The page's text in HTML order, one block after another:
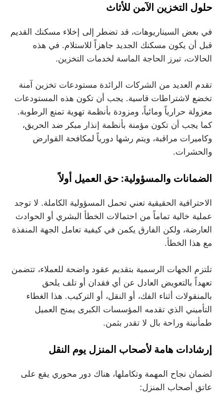
حلول التخزين الآمن للأثاث
في بعض السيناريوهات، قد تضطر إلى إخلاء مسكنك القديم
قبل أن يكون مسكنك الجديد جاهزاً للاستلام. في هذه
الحالات، تبرز الحاجة الماسة لخدمات التخزين.
تقدم العديد من الشركات الرائدة مستودعات تخزين آمنة
تخضع لاشتراطات قاسية. يجب أن تكون هذه المستودعات
معزولة حرارياً ومائياً، ومزودة بأنظمة تهوية تمنع الرطوبة.
كما يجب أن تكون مؤمنة بأنظمة إنذار مبكر ضد الحريق،
وكاميرات مراقبة، ويتم رشها دورياً لمكافحة القوارض
والحشرات.
الضمانات والمسؤولية: حق العميل أولاً
الاحترافية الحقيقية تعني تحمل المسؤولية الكاملة. لا توجد
عملية خالية تماماً من احتمالات الخطأ البشري أو الحوادث
العارضة، ولكن الفارق يكمن في كيفية تعامل الجهة المنفذة
مع هذا الخطأ.
تلتزم الجهات الرسمية بتقديم عقود واضحة للعملاء، تتضمن
تعهداً بالتعويض العادل عن أي فقدان أو تلف يلحق
بالمنقولات أثناء الفك، أو النقل، أو التركيب. هذا الغطاء
التأميني الذي تقدمه المؤسسات الكبرى يمنح العميل
طمأنينة وراحة بال لا تقدر بثمن.
إرشادات هامة لأصحاب المنزل يوم النقل
لضمان نجاح المهمة وتكاملها، هناك دور محوري يقع على
عاتق أصحاب المنزل: